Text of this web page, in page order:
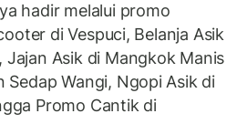
hadir melalui promo
di Vespuci, Belanja Asik
Jajan Asik di Mangkok Manis
Sedap Wangi, Ngopi Asik di
Promo Cantik di